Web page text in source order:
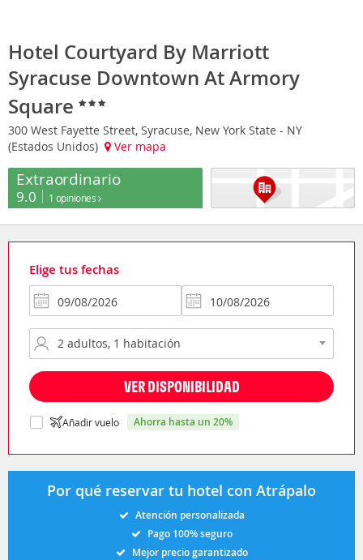
Hotel Courtyard By Marriott
Syracuse Downtown At Armory
Square
300 West Fayette Street, Syracuse, New York State - NY
(Estados Unidos)
Ver mapa
Extraordinario
9.0 1 opiniones
Elige tus fechas
VER DISPONIBILIDAD
Añadir vuelo ahorra hasta un 20%
Por qué reservar tu hotel con Atrápalo
Atención personalizada
Pago 100% seguro
Mejor precio garantizado